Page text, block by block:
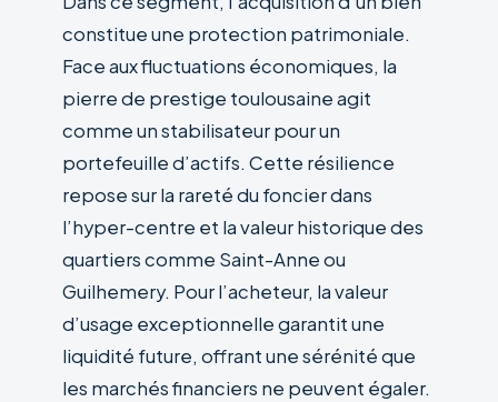
constitue une protection patrimoniale.
Face aux fluctuations économiques, la
pierre de prestige toulousaine agit
comme un stabilisateur pour un
portefeuille d’actifs. Cette résilience
repose sur la rareté du foncier dans
l’hyper-centre et la valeur historique des
quartiers comme Saint-Anne ou
Guilhemery. Pour l’acheteur, la valeur
d’usage exceptionnelle garantit une
liquidité future, offrant une sérénité que
les marchés financiers ne peuvent égaler.